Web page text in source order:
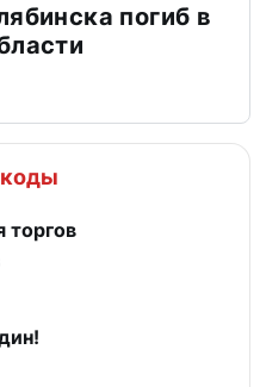
погиб в
торгов